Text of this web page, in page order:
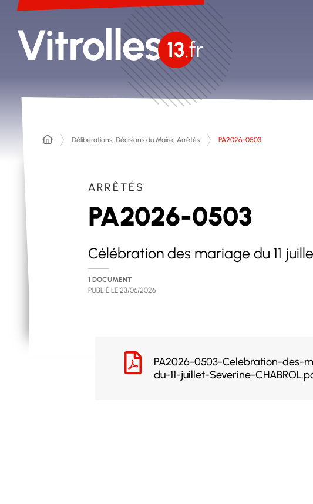
Délibérations, Décisions du Maire, Arrêtés PA2026-0503
ARRÊTÉS
PA2026-0503
Célébration des mariage du 11
1 DOCUMENT
PUBLIÉ LE 23/06/2026
PA2026-0503-Celebration-des-
du-11-juillet-Severine-